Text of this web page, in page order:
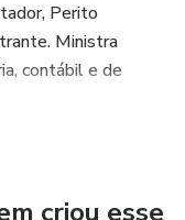
Perito
Ministra
contábil e de
criou esse